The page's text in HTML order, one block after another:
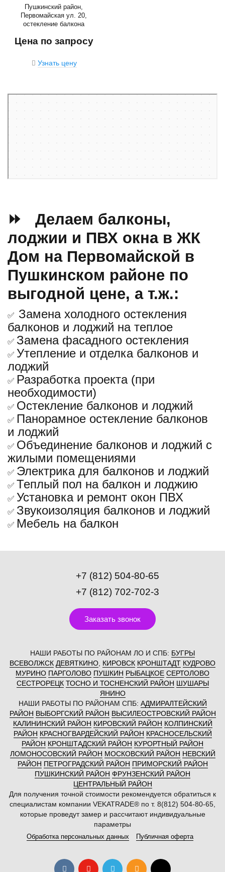
Пушкинский район,
Первомайская ул. 20,
остекление балкона
Цена по запросу
Узнать цену
⏩ Делаем балконы,
лоджии и ПВХ окна в ЖК
Дом на Первомайской в
Пушкинском районе по
выгодной цене, а т.ж.:
✅ Замена холодного остекления
балконов и лоджий на теплое
✅ Замена фасадного остекления
✅ Утепление и отделка балконов и
лоджий
✅ Разработка проекта (при
необходимости)
✅ Остекление балконов и лоджий
✅ Панорамное остекление балконов
и лоджий
✅ Объединение балконов и лоджий с
жилыми помещениями
✅ Электрика для балконов и лоджий
✅ Теплый пол на балкон и лоджию
✅ Установка и ремонт окон ПВХ
✅ Звукоизоляция балконов и лоджий
✅ Мебель на балкон
+7 (812) 504-80-65
+7 (812) 702-702-3
Заказать звонок
НАШИ РАБОТЫ ПО РАЙОНАМ ЛО И СПБ: БУГРЫ
ВСЕВОЛЖСК ДЕВЯТКИНО КИРОВСК КРОНШТАДТ КУДРОВО
МУРИНО ПАРГОЛОВО ПУШКИН РЫБАЦКОЕ СЕРТОЛОВО
СЕСТРОРЕЦК ТОСНО И ТОСНЕНСКИЙ РАЙОН ШУШАРЫ
ЯНИНО
НАШИ РАБОТЫ ПО РАЙОНАМ СПБ: АДМИРАЛТЕЙСКИЙ
РАЙОН ВЫБОРГСКИЙ РАЙОН ВЫСИЛЕОСТРОВСКИЙ РАЙОН
КАЛИНИНСКИЙ РАЙОН КИРОВСКИЙ РАЙОН КОЛПИНСКИЙ
РАЙОН КРАСНОГВАРДЕЙСКИЙ РАЙОН КРАСНОСЕЛЬСКИЙ
РАЙОН КРОНШТАДСКИЙ РАЙОН КУРОРТНЫЙ РАЙОН
ЛОМОНОСОВСКИЙ РАЙОН МОСКОВСКИЙ РАЙОН НЕВСКИЙ
РАЙОН ПЕТРОГРАДСКИЙ РАЙОН ПРИМОРСКИЙ РАЙОН
ПУШКИНСКИЙ РАЙОН ФРУНЗЕНСКИЙ РАЙОН
ЦЕНТРАЛЬНЫЙ РАЙОН
Для получения точной стоимости рекомендуется обратиться к
специалистам компании VEKATRADE® по т. 8(812) 504-80-65,
которые проведут замер и рассчитают индивидуальные
параметры
Обработка персональных данных Публичная оферта